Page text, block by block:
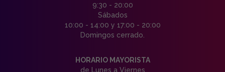
9:30 - 20:00
Sábados
10:00 - 14:00 y 17:00 - 20:00
Domingos cerrado.
HORARIO MAYORISTA
de Lunes a Viernes